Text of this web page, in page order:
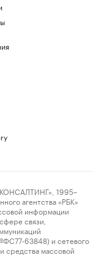
1995–
агентства «РБК»
информации
связи,
63848) и сетевого
средства массовой